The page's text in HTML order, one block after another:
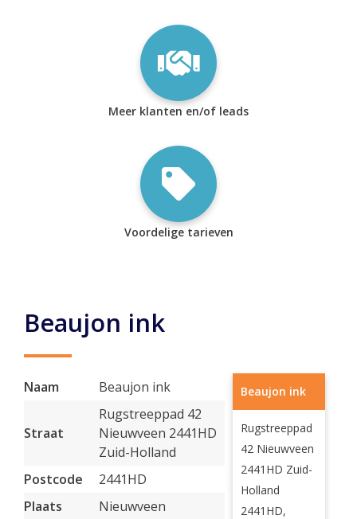
Meer klanten en/of leads
Voordelige tarieven
Beaujon ink
Naam Beaujon ink
Straat
Rugstreeppad 42
Nieuwveen 2441HD
Zuid-Holland
Postcode
2441HD
Plaats
Nieuwveen
Beaujon ink
Rugstreeppad
42 Nieuwveen
2441HD Zuid-
Holland
2441HD,